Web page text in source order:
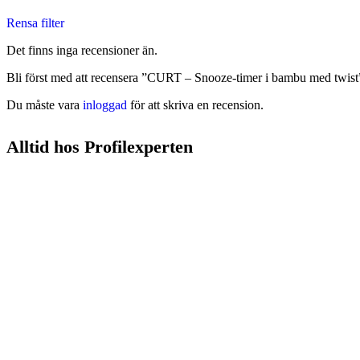
Rensa filter
Det finns inga recensioner än.
Bli först med att recensera ”CURT – Snooze-timer i bambu med
Du måste vara inloggad för att skriva en recension.
Alltid hos Profilexperten